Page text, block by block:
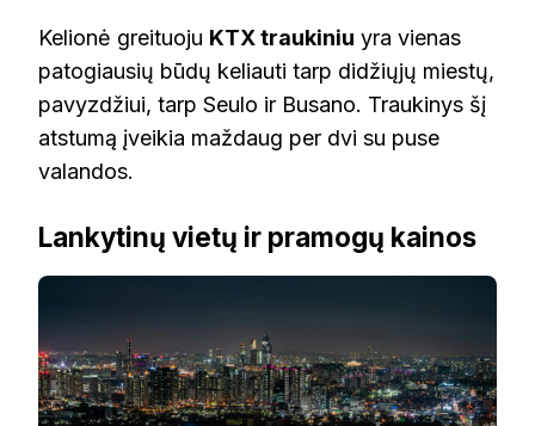
Kelionė greituoju KTX traukiniu yra vienas
patogiausių būdų keliauti tarp didžiųjų miestų,
pavyzdžiui, tarp Seulo ir Busano. Traukinys šį
atstumą įveikia maždaug per dvi su puse
valandos.
Lankytinų vietų ir pramogų kainos